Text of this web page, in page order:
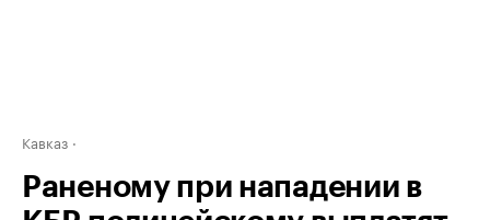
Кавказ
Раненому при нападении в